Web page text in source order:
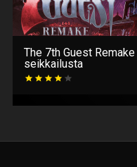
The 7th Guest
seikkailusta